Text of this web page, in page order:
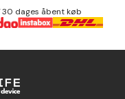
30 dages åbent køb